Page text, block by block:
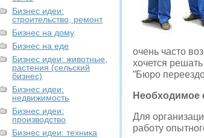
Бизнес идеи:
строительство, ремонт
Бизнес на дому
Бизнес на еде
Бизнес идеи: животные,
растения (сельский
бизнес)
Бизнес идеи:
недвижимость
Бизнес идеи:
производство
Бизнес идеи: техника
очень часто
хочется
”Бюро
Необходимое
Для
работу